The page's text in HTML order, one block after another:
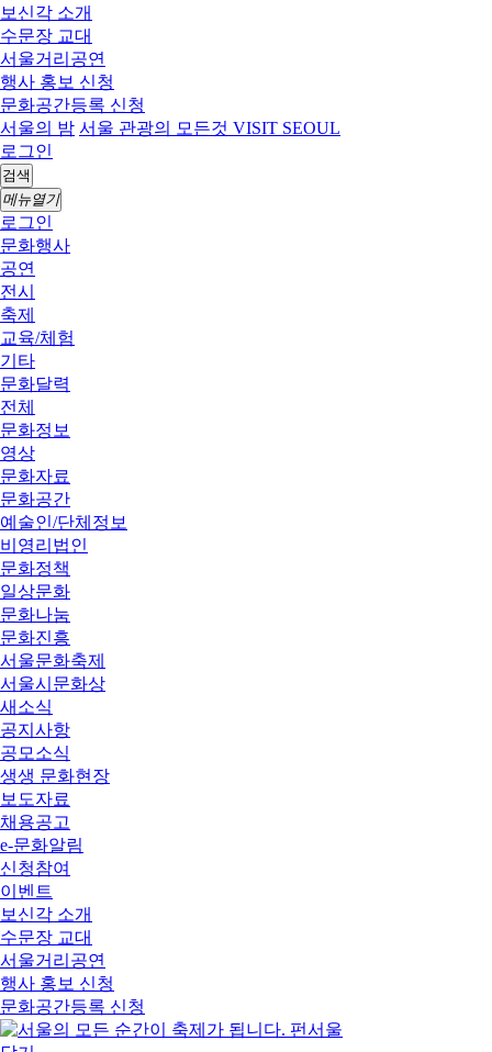
보신각 소개
수문장 교대
서울거리공연
행사 홍보 신청
문화공간등록 신청
서울의 밤 서울 관광의 모든것 VISIT SEOUL
로그인
검색
메뉴열기
로그인
문화행사
공연
전시
축제
교육/체험
기타
문화달력
전체
문화정보
영상
문화자료
문화공간
예술인/단체정보
비영리법인
문화정책
일상문화
문화나눔
문화진흥
서울문화축제
서울시문화상
새소식
공지사항
공모소식
생생 문화현장
보도자료
채용공고
e-문화알림
신청참여
이벤트
보신각 소개
수문장 교대
서울거리공연
행사 홍보 신청
문화공간등록 신청